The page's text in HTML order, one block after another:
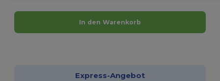
In den Warenkorb
Express-Angebot